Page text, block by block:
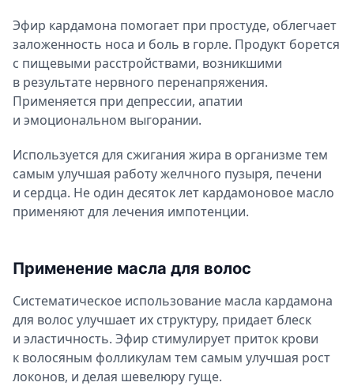
Эфир кардамона помогает при простуде, облегчает
заложенность носа и боль в горле. Продукт борется
с пищевыми расстройствами, возникшими
в результате нервного перенапряжения.
Применяется при депрессии, апатии
и эмоциональном выгорании.
Используется для сжигания жира в организме тем
самым улучшая работу желчного пузыря, печени
и сердца. Не один десяток лет кардамоновое масло
применяют для лечения импотенции.
Применение масла для волос
Систематическое использование масла кардамона
для волос улучшает их структуру, придает блеск
и эластичность. Эфир стимулирует приток крови
к волосяным фолликулам тем самым улучшая рост
локонов, и делая шевелюру гуще.